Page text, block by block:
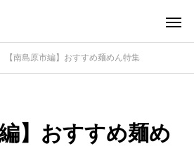
【南島原市編】おすすめ麺めん特集
編】おすすめ麺め